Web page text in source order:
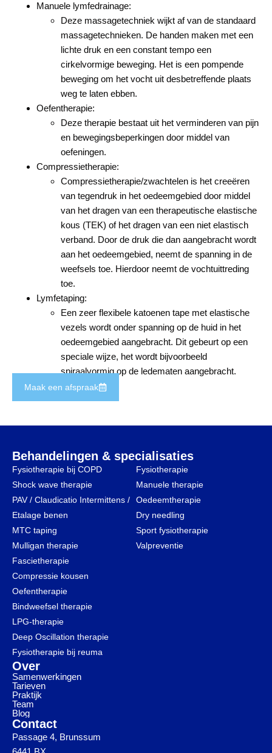
Manuele lymfedrainage:
Deze massagetechniek wijkt af van de standaard
massagetechnieken. De handen maken met een
lichte druk en een constant tempo een
cirkelvormige beweging. Het is een pompende
beweging om het vocht uit desbetreffende plaats
weg te laten ebben.
Oefentherapie:
Deze therapie bestaat uit het verminderen van pijn
en bewegingsbeperkingen door middel van
oefeningen.
Compressietherapie:
Compressietherapie/zwachtelen is het creeëren
van tegendruk in het oedeemgebied door middel
van het dragen van een therapeutische elastische
kous (TEK) of het dragen van een niet elastisch
verband. Door de druk die dan aangebracht wordt
aan het oedeemgebied, neemt de spanning in de
weefsels toe. Hierdoor neemt de vochtuittreding
toe.
Lymfetaping:
Een zeer flexibele katoenen tape met elastische
vezels wordt onder spanning op de huid in het
oedeemgebied aangebracht. Dit gebeurt op een
speciale wijze, het wordt bijvoorbeeld
spiraalvormig op de ledematen aangebracht.
Maak een afspraak
Behandelingen & specialisaties
Fysiotherapie bij COPD
Shock wave therapie
PAV / Claudicatio Intermittens /
Etalage benen
MTC taping
Mulligan therapie
Fascietherapie
Compressie kousen
Oefentherapie
Bindweefsel therapie
LPG-therapie
Deep Oscillation therapie
Fysiotherapie bij reuma
Fysiotherapie
Manuele therapie
Oedeemtherapie
Dry needling
Sport fysiotherapie
Valpreventie
Over
Samenwerkingen
Tarieven
Praktijk
Team
Blog
Contact
Passage 4, Brunssum